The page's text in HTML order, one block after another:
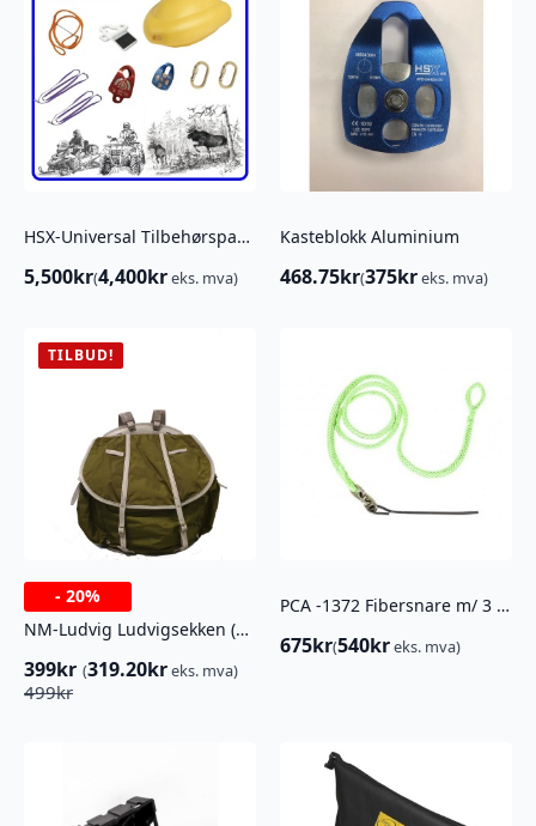
HSX-Universal Tilbehørspakke for Skogbruk, Jakt og Off Road
5,500kr(4,400kreks. mva)
Kasteblokk Aluminium
468.75kr(375kreks. mva)
TILBUD!
- 20%
NM-Ludvig Ludvigsekken (BRUKT)
499kr
Opprinnelig
399kr
Nåværende
(319.20kreks. mva)
PCA -1372 Fibersnare m/ 3 kjettingledd
675kr(540kreks. mva)